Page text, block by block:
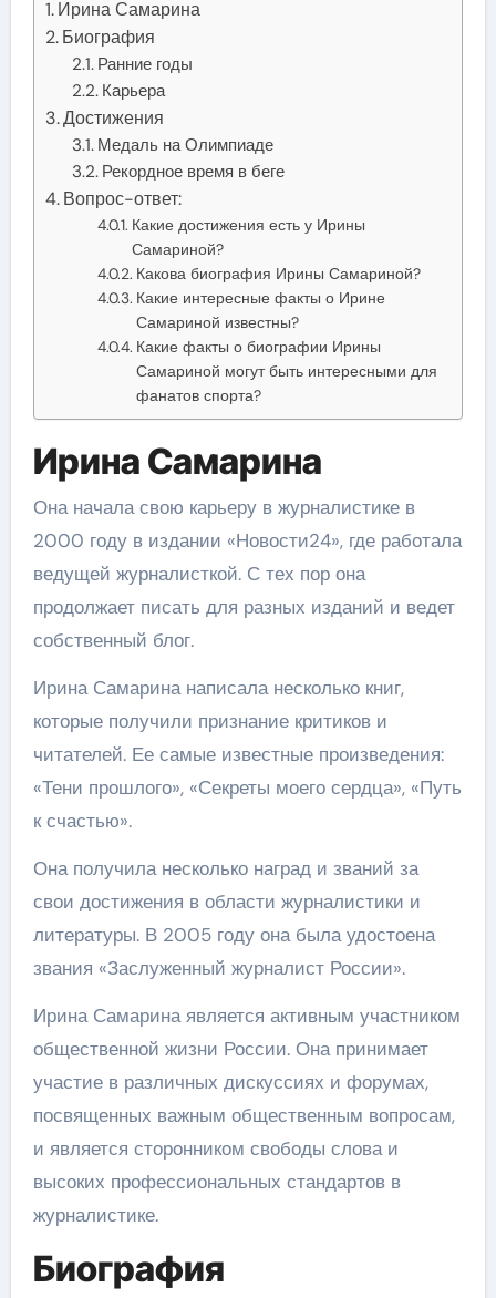
Ирина Самарина
Биография
Ранние годы
Карьера
Достижения
Медаль на Олимпиаде
Рекордное время в беге
Вопрос-ответ:
Какие достижения есть у Ирины
Самариной?
Какова биография Ирины Самариной?
Какие интересные факты о Ирине
Самариной известны?
Какие факты о биографии Ирины
Самариной могут быть интересными для
фанатов спорта?
Ирина Самарина
Она начала свою карьеру в журналистике в
2000 году в издании «Новости24», где работала
ведущей журналисткой. С тех пор она
продолжает писать для разных изданий и ведет
собственный блог.
Ирина Самарина написала несколько книг,
которые получили признание критиков и
читателей. Ее самые известные произведения:
«Тени прошлого», «Секреты моего сердца», «Путь
к счастью».
Она получила несколько наград и званий за
свои достижения в области журналистики и
литературы. В 2005 году она была удостоена
звания «Заслуженный журналист России».
Ирина Самарина является активным участником
общественной жизни России. Она принимает
участие в различных дискуссиях и форумах,
посвященных важным общественным вопросам,
и является сторонником свободы слова и
высоких профессиональных стандартов в
журналистике.
Биография